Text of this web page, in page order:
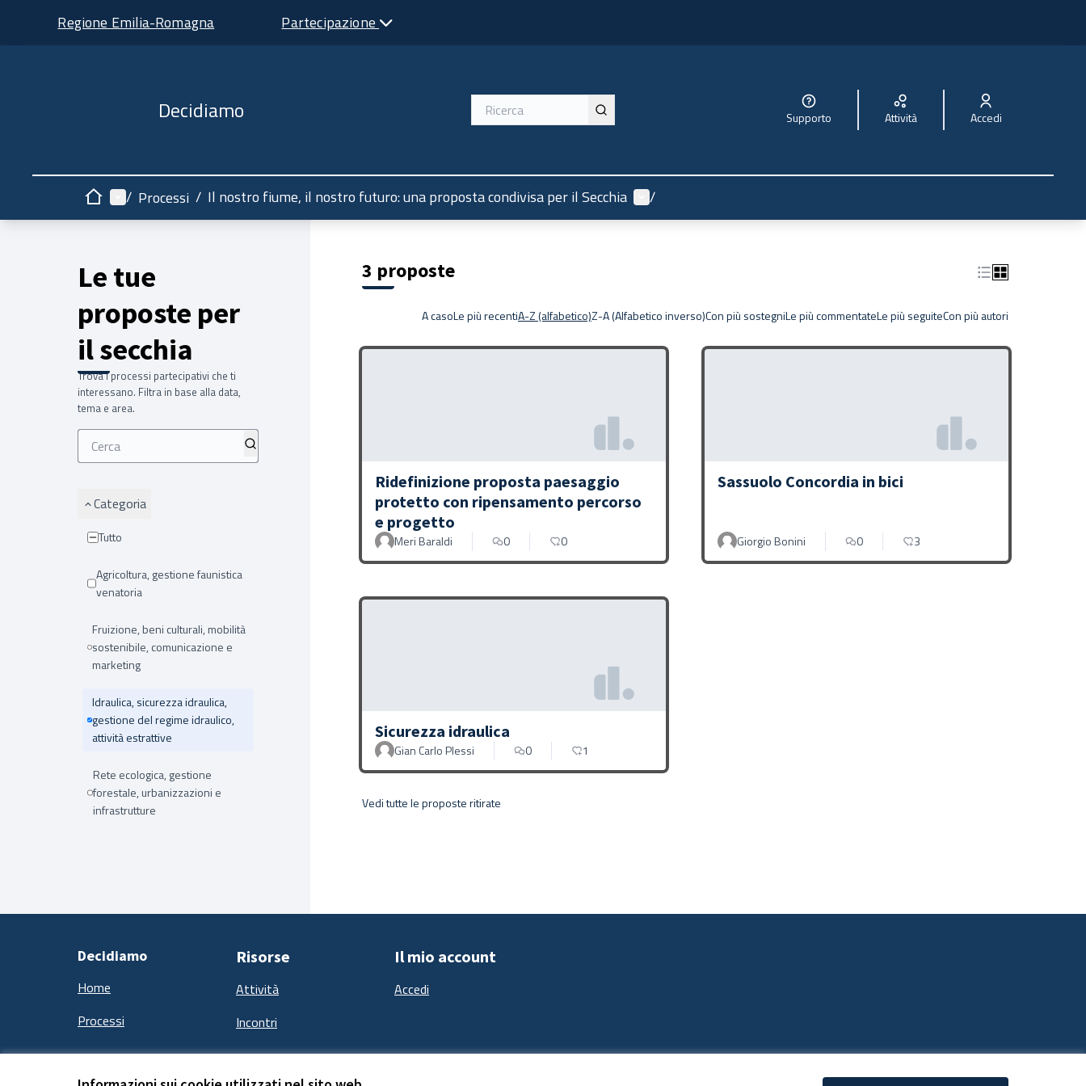
Regione Emilia-Romagna Partecipazione
Decidiamo Supporto Attività Accedi
HomeMenù principale
/ Processi / Il nostro fiume, il nostro futuro: una proposta condivisa per il Secchia Menù utente
/
Le tue
proposte per
il secchia
Trova i processi partecipativi che ti
interessano. Filtra in base alla data,
tema e area.
Categoria
Tutto
Agricoltura, gestione faunistica
venatoria
Fruizione, beni culturali, mobilità
sostenibile, comunicazione e
marketing
Idraulica, sicurezza idraulica,
gestione del regime idraulico,
attività estrattive
Rete ecologica, gestione
forestale, urbanizzazioni e
infrastrutture
3 proposte
A casoLe più recentiA-Z (alfabetico)Z-A (Alfabetico inverso)Con più sostegniLe più commentateLe più seguiteCon più autori
Ridefinizione proposta paesaggio
protetto con ripensamento percorso
e progetto
Meri Baraldi 0 0
Sassuolo Concordia in bici
Giorgio Bonini 0 3
Sicurezza idraulica
Gian Carlo Plessi 0 1
Vedi tutte le proposte ritirate
Decidiamo
Home
Processi
Risorse
Attività
Incontri
Il mio account
Accedi